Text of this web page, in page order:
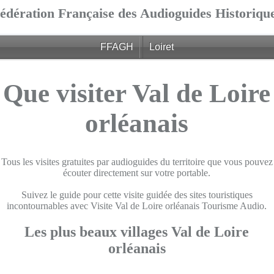
Française des Audioguides
FFAGH Loiret
Que visiter Val de Loire
orléanais
Tous les visites gratuites par audioguides du territoire que vous pouvez
écouter directement sur votre portable.
Suivez le guide pour cette visite guidée des sites touristiques
incontournables avec Visite Val de Loire orléanais Tourisme Audio.
Les plus beaux villages Val de Loire
orléanais